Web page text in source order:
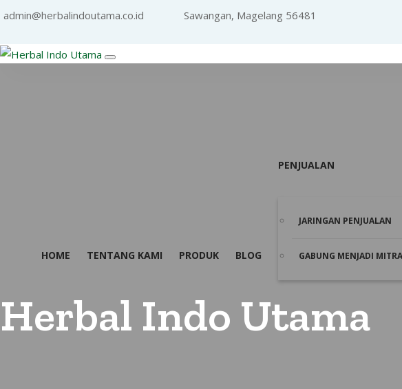
admin@herbalindoutama.co.id
Sawangan, Magelang 56481
HOME TENTANG KAMI PRODUK BLOG
PENJUALAN
JARINGAN PENJUALAN
GABUNG MENJADI MITRA
Herbal Indo Utama